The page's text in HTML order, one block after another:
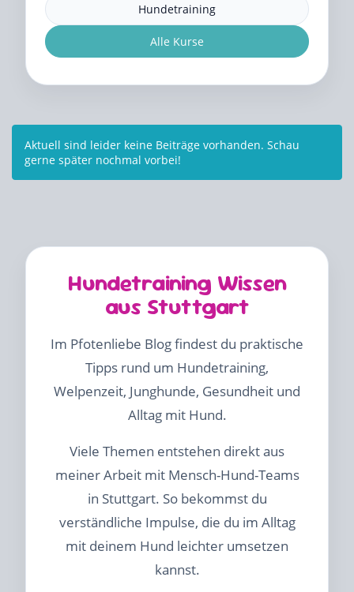
Hundetraining
Alle Kurse
Aktuell sind leider keine Beiträge vorhanden. Schau
gerne später nochmal vorbei!
Hundetraining Wissen
aus Stuttgart
Im Pfotenliebe Blog findest du praktische
Tipps rund um Hundetraining,
Welpenzeit, Junghunde, Gesundheit und
Alltag mit Hund.
Viele Themen entstehen direkt aus
meiner Arbeit mit Mensch-Hund-Teams
in Stuttgart. So bekommst du
verständliche Impulse, die du im Alltag
mit deinem Hund leichter umsetzen
kannst.